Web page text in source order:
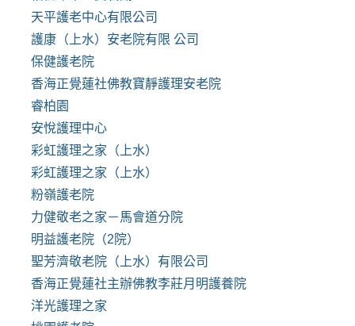
天平護老中心有限公司
護康（上水）安老院有限 公司
保健護老院
香海正覺蓮社佛教寶靜護理安老院
睿柏園
安悅護理中心
彩虹護理之家（上水）
彩虹護理之家（上水）
粉嶺護老院
力健敬老之家－馬會道分院
明益護老院（2院）
聖芳濟敬老院（上水）有限公司
香海正覺蓮社主辦佛教李莊月明護養院
洋光護理之家